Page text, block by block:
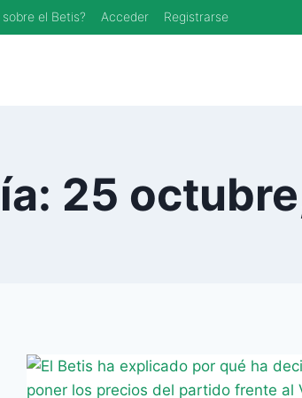
el Betis? Acceder Registrarse
25